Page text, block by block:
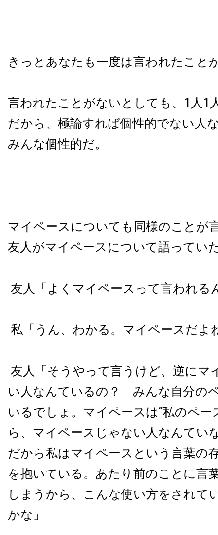
きっとあなたも一度は言われたこと
言われたことがないとしても、 1 人 1
だから、極論すれば個性的でない人
みんな個性的だ。
マイペースについても同様のことが
友人がマイペースについて語ってい
友人「よくマイペースって言われる
私「うん、わかる。マイペースだよ
友人「そうやって言うけど、逆にマ
い人なんているの？ みんな自分の
いるでしょ。マイペースは“私のペー
ら、マイペースじゃない人なんてい
だから私はマイペースという言葉の
を抱いている。あたり前のことに言
しまうから、こんな使い方をされて
かな」